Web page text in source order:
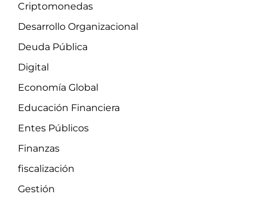
Criptomonedas
Desarrollo Organizacional
Deuda Pública
Digital
Economía Global
Educación Financiera
Entes Públicos
Finanzas
fiscalización
Gestión